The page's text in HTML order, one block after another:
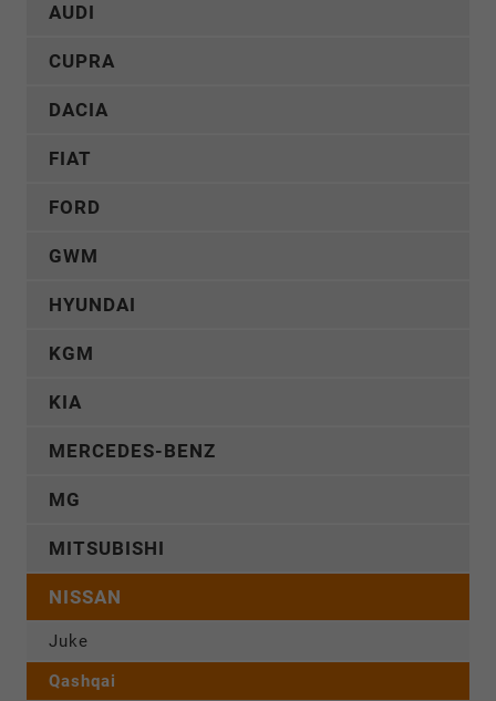
AUDI
CUPRA
DACIA
FIAT
FORD
GWM
HYUNDAI
KGM
KIA
MERCEDES-BENZ
MG
MITSUBISHI
NISSAN
Juke
Qashqai